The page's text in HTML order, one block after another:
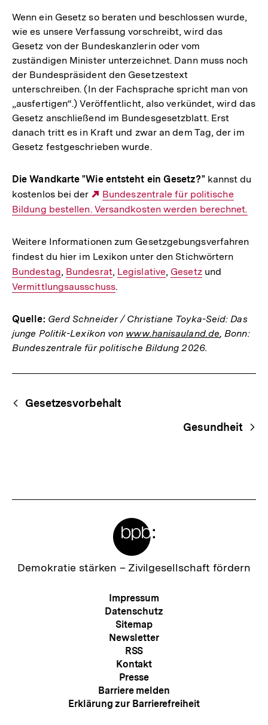
Wenn ein Gesetz so beraten und beschlossen wurde,
wie es unsere Verfassung vorschreibt, wird das
Gesetz von der Bundeskanzlerin oder vom
zuständigen Minister unterzeichnet. Dann muss noch
der Bundespräsident den Gesetzestext
unterschreiben. (In der Fachsprache spricht man von
„ausfertigen“.) Veröffentlicht, also verkündet, wird das
Gesetz anschließend im Bundesgesetzblatt. Erst
danach tritt es in Kraft und zwar an dem Tag, der im
Gesetz festgeschrieben wurde.
Die Wandkarte "Wie entsteht ein Gesetz?"kannst du
kostenlos bei der
Externer
Link:
Bundeszentrale für politische
Bildung bestellen. Versandkosten werden berechnet.
Weitere Informationen zum Gesetzgebungsverfahren
findest du hier im Lexikon unter den Stichwörtern
Bundestag, Interner
Link:
Bundesrat, Interner
Legislative, Interner
Gesetzund
Vermittlungsausschuss.
Quelle: Gerd Schneider / Christiane Toyka-Seid: Das
junge Politik-Lexikon von www.hanisauland.de, Bonn:
Bundeszentrale für politische Bildung 2026.
Begriffsnavigation
Content-
Navigation
Gesetzesvorbehalt
Gesundheit
Zur
Demokratie stärken – Zivilgesellschaft fördern
Meta-
Navigation
Impressum
Datenschutz
Sitemap
Newsletter
RSS
Kontakt
Presse
Barriere melden
Erklärung zur Barrierefreiheit